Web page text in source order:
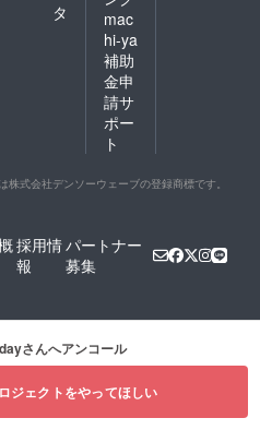
た
商
蔭
子
お
ん
現し
、
込
って
タ
mac
hi-ya
補助
金申
請サ
ポー
ト
株式会社デンソーウェーブの登録商標です。
採用情
報
パートナー
募集
さんへアンコール
ジェクトをやってほしい